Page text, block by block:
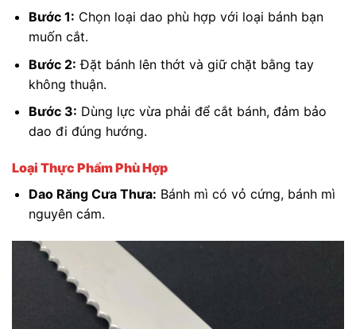
Bước 1: Chọn loại dao phù hợp với loại bánh bạn
muốn cắt.
Bước 2: Đặt bánh lên thớt và giữ chặt bằng tay
không thuận.
Bước 3: Dùng lực vừa phải để cắt bánh, đảm bảo
dao đi đúng hướng.
Loại Thực Phẩm Phù Hợp
Dao Răng Cưa Thưa: Bánh mì có vỏ cứng, bánh mì
nguyên cám.